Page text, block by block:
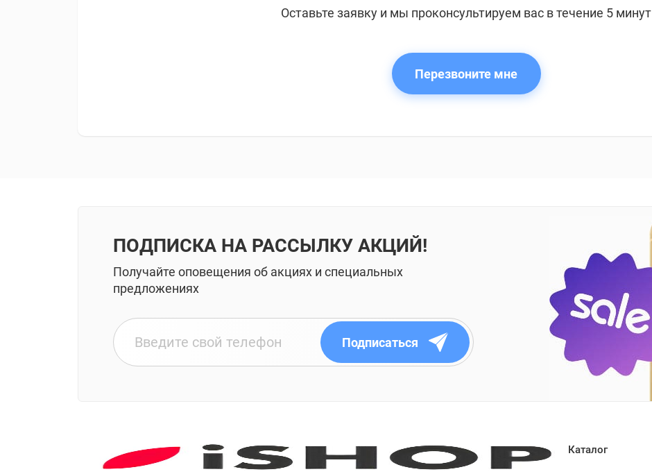
Оставьте заявку и мы проконсультируем вас в течение 5 минут
Перезвоните мне
ПОДПИСКА НА РАССЫЛКУ АКЦИЙ!
Получайте оповещения об акциях и специальных
предложениях
Подписаться
Каталог